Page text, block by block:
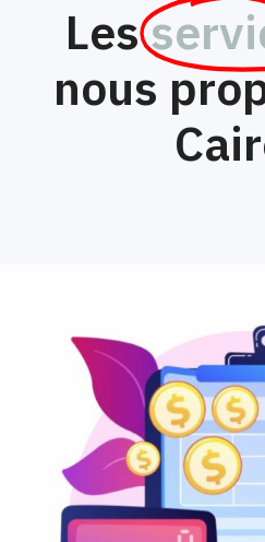
Les
nous